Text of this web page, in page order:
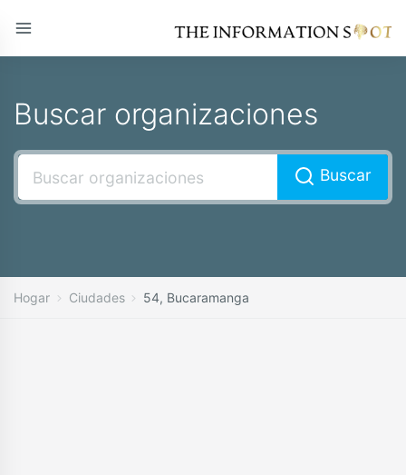
Buscar organizaciones
Buscar
Hogar Ciudades 54, Bucaramanga